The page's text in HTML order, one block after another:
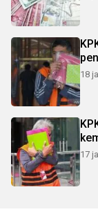
18
17